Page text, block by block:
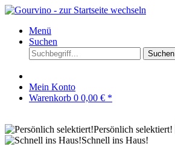
Menü
Suchen
Suchen
Mein Konto
Warenkorb 0 0,00 € *
Persönlich selektiert!
Schnell ins Haus!